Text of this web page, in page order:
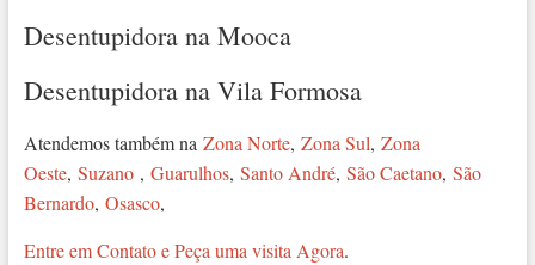
Desentupidora na Mooca
Desentupidora na Vila Formosa
Atendemos também na Zona Norte, Zona Sul, Zona
Oeste, Suzano, Guarulhos, Santo André, São Caetano, São
Bernardo, Osasco,
Entre em Contato e Peça uma visita Agora.